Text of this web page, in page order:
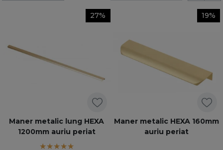
27%
Maner metalic lung HEXA
1200mm auriu periat
19%
Maner metalic HEXA 160mm
auriu periat